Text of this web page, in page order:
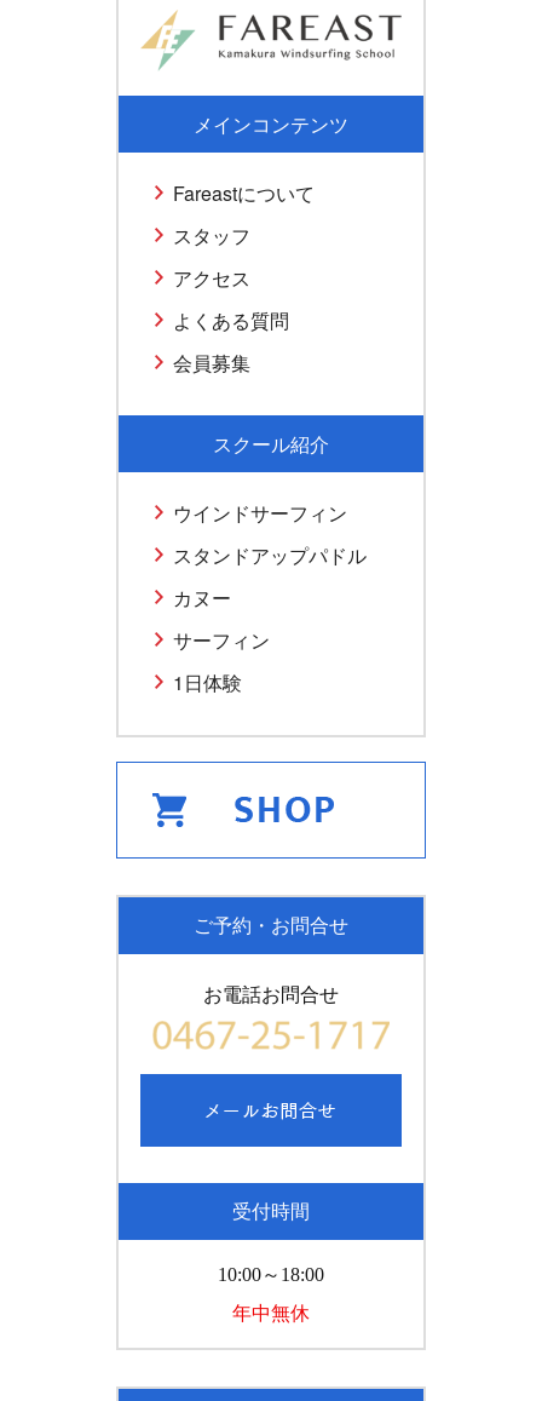
メインコンテンツ
Fareastについて
スタッフ
アクセス
よくある質問
会員募集
スクール紹介
ウインドサーフィン
スタンドアップパドル
カヌー
サーフィン
1日体験
ご予約・お問合せ
お電話お問合せ
受付時間
10:00～18:00
年中無休